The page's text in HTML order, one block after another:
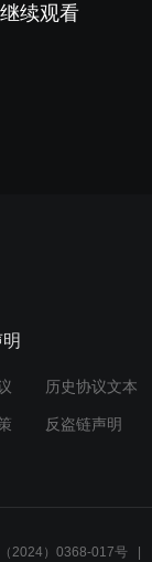
续观看
历史协议文本
反盗链声明
2024）0368-017号